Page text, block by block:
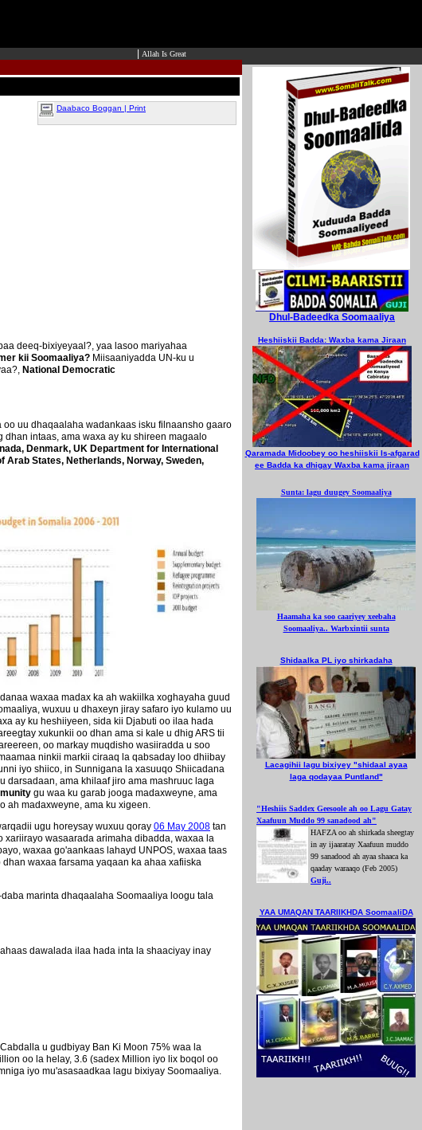
Allah Is Great
Daabaco Boggan | Print
deeq-bixiyeyaal?, yaa lasoo mariyahaa
kii Soomaaliya? Miisaaniyadda UN-ku u
National Democratic
uu dhaqaalaha wadankaas isku filnaansho gaaro
intaas, ama waxa ay ku shireen magaalo
Denmark, UK Department for International
Arab States, Netherlands, Norway, Sweden,
waxaa madax ka ah wakiilka xoghayaha guud
wuxuu u dhaxeyn jiray safaro iyo kulamo uu
ay ku heshiiyeen, sida kii Djabuti oo ilaa hada
xukunkii oo dhan ama si kale u dhig ARS tii
oo markay muqdisho wasiiradda u soo
ninkii markii ciraaq la qabsaday loo dhiibay
iyo shiico, in Sunnigana la xasuuqo Shiicadana
darsadaan, ama khilaaf jiro ama mashruuc laga
gu waa ku garab jooga madaxweyne, ama
ah madaxweyne, ama ku xigeen.
ugu horeysay wuxuu qoray 06 May 2008 tan
wasaarada arimaha dibadda, waxaa la
waxaa go'aankaas lahayd UNPOS, waxaa taas
waxaa farsama yaqaan ka ahaa xafiiska
marinta dhaqaalaha Soomaaliya loogu tala
dawalada ilaa hada inta la shaaciyay inay
u gudbiyay Ban Ki Moon 75% waa la
oo la helay, 3.6 (sadex Million iyo lix boqol oo
iyo mu'asasaadkaa lagu bixiyay Soomaaliya.
Dhul-Badeedka Soomaaliya
Heshiiskii Badda: Waxba kama Jiraan
Qaramada Midoobey oo heshiiskii Is-afgarad
ee Badda ka dhigay Waxba kama jiraan
Sunta: lagu duugey Soomaaliya
Haamaha ka soo caariyey xeebaha
Soomaaliya.. Warbxintii sunta
Shidaalka PL iyo shirkadaha
Lacagihii lagu bixiyey "shidaal ayaa
laga qodayaa Puntland"
"Heshiis Saddex Geesoole ah oo Lagu Gatay
Xaafuun Muddo 99 sanadood ah"
HAFZA oo ah shirkada sheegtay
in ay ijaaratay Xaafuun muddo
99 sanadood ah ayaa shaaca ka
qaaday waraaqo (Feb 2005)
Guji..
YAA UMAQAN TAARIIKHDA SoomaaliDA